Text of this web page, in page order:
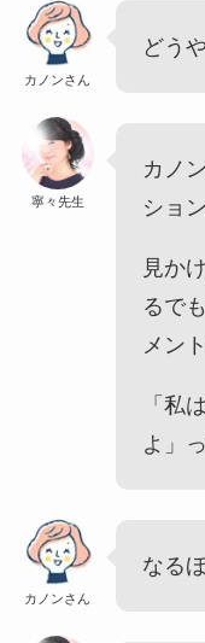
カノンさん
どう
寧々先生
カノ
ショ
見か
るで
メン
「私
よ」
カノンさん
なる